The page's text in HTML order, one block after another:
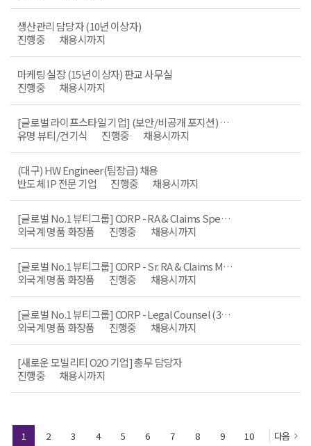
생산관리 담당자 (10년 이상자)
진행중
채용시까지
마케팅 실장 (15년 이상자) 판교 사무실
진행중
채용시까지
[글로벌 라이프스타일 기업] (보안/비공개 포지션) 미디어 Lead
유명 뷰티/건기식
진행중 채용시까지
(대구) HW Engineer(팀장급) 채용
반도체 IP 전문 기업
진행중 채용시까지
[글로벌 No.1 뷰티그룹] CORP - RA & Claims Specialist(to Manager), 2~7년
외국계 명품 화장품
진행중 채용시까지
[글로벌 No.1 뷰티그룹] CORP - Sr. RA & Claims Manager (10년 이상)
외국계 명품 화장품
진행중 채용시까지
[글로벌 No.1 뷰티그룹] CORP - Legal Counsel (3~10년, 한국변호사)
외국계 명품 화장품
진행중 채용시까지
[새로운 모빌리티 O2O 기업] 총무 담당자
진행중
채용시까지
1 2 3 4 5 6 7 8 9 10 다음